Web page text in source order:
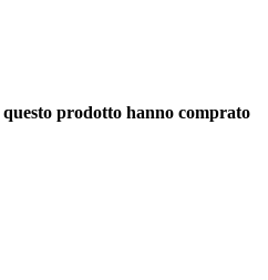
prodotto hanno comprato